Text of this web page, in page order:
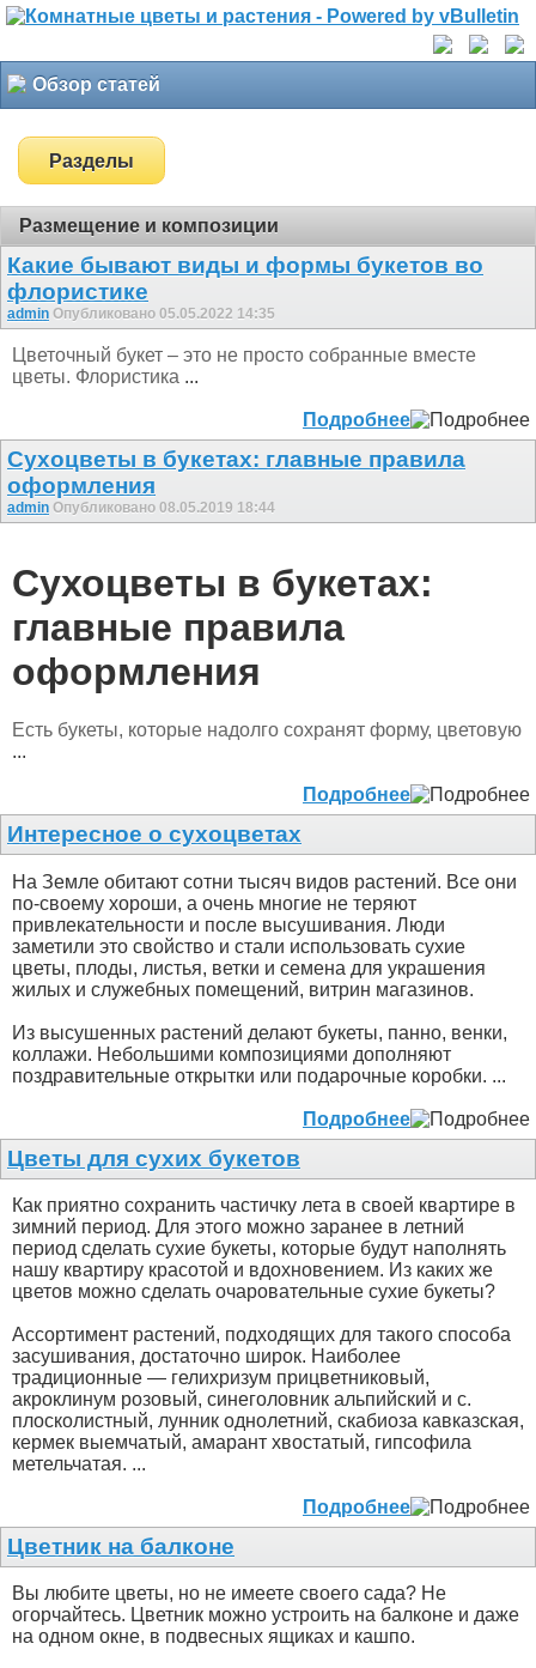
Обзор статей
Разделы
Размещение и композиции
Какие бывают виды и формы букетов во
флористике
admin Опубликовано 05.05.2022 14:35
Цветочный букет – это не просто собранные вместе
цветы. Флористика ...
Подробнее
Сухоцветы в букетах: главные правила
оформления
admin Опубликовано 08.05.2019 18:44
Сухоцветы в букетах:
главные правила
оформления
Есть букеты, которые надолго сохранят форму, цветовую
...
Подробнее
Интересное о сухоцветах
На Земле обитают сотни тысяч видов растений. Все они
по-своему хороши, а очень многие не теряют
привлекательности и после высушивания. Люди
заметили это свойство и стали использовать сухие
цветы, плоды, листья, ветки и семена для украшения
жилых и служебных помещений, витрин магазинов.
Из высушенных растений делают букеты, панно, венки,
коллажи. Небольшими композициями дополняют
поздравительные открытки или подарочные коробки. ...
Подробнее
Цветы для сухих букетов
Как приятно сохранить частичку лета в своей квартире в
зимний период. Для этого можно заранее в летний
период сделать сухие букеты, которые будут наполнять
нашу квартиру красотой и вдохновением. Из каких же
цветов можно сделать очаровательные сухие букеты?
Ассортимент растений, подходящих для такого способа
засушивания, достаточно широк. Наиболее
традиционные — гелихризум прицветниковый,
акроклинум розовый, синеголовник альпийский и с.
плосколистный, лунник однолетний, скабиоза кавказская,
кермек выемчатый, амарант хвостатый, гипсофила
метельчатая. ...
Подробнее
Цветник на балконе
Вы любите цветы, но не имеете своего сада? Не
огорчайтесь. Цветник можно устроить на балконе и даже
на одном окне, в подвесных ящиках и кашпо.